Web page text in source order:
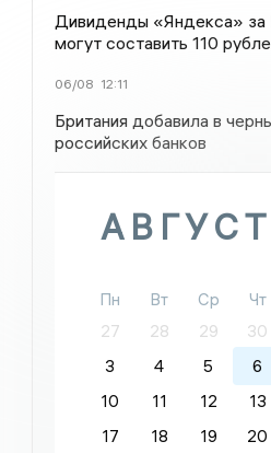
Дивиденды «Яндекса» за
могут составить 110
06/08 12:11
Британия добавила в
российских банков
АВГУСТ
Пн Вт Ср Чт
27
28 29 30
3
4 5 6
10
11 12 13
17
18 19 20